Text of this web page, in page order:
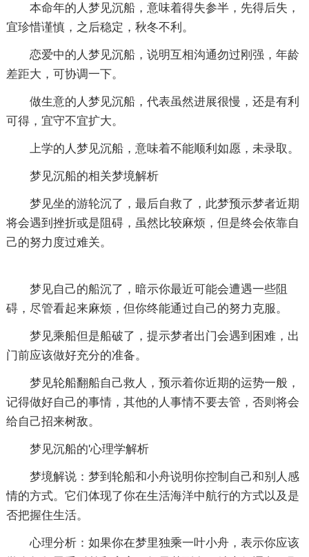
本命年的人梦见沉船，意味着得失参半，先得后失，
宜珍惜谨慎，之后稳定，秋冬不利。
恋爱中的人梦见沉船，说明互相沟通勿过刚强，年龄
差距大，可协调一下。
做生意的人梦见沉船，代表虽然进展很慢，还是有利
可得，宜守不宜扩大。
上学的人梦见沉船，意味着不能顺利如愿，未录取。
梦见沉船的相关梦境解析
梦见坐的游轮沉了，最后自救了，此梦预示梦者近期
将会遇到挫折或是阻碍，虽然比较麻烦，但是终会依靠自
己的努力度过难关。
梦见自己的船沉了，暗示你最近可能会遭遇一些阻
碍，尽管看起来麻烦，但你终能通过自己的努力克服。
梦见乘船但是船破了，提示梦者出门会遇到困难，出
门前应该做好充分的准备。
梦见轮船翻船自己救人，预示着你近期的运势一般，
记得做好自己的事情，其他的人事情不要去管，否则将会
给自己招来树敌。
梦见沉船的'心理学解析
梦境解说：梦到轮船和小舟说明你控制自己和别人感
情的方式。它们体现了你在生活海洋中航行的方式以及是
否把握住生活。
心理分析：如果你在梦里独乘一叶小舟，表示你应该